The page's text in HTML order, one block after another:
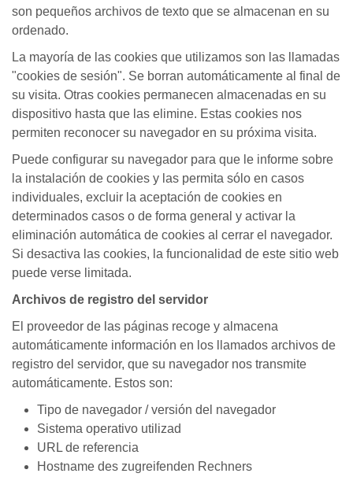
son pequeños archivos de texto que se almacenan en su
ordenado.
La mayoría de las cookies que utilizamos son las llamadas
"cookies de sesión". Se borran automáticamente al final de
su visita. Otras cookies permanecen almacenadas en su
dispositivo hasta que las elimine. Estas cookies nos
permiten reconocer su navegador en su próxima visita.
Puede configurar su navegador para que le informe sobre
la instalación de cookies y las permita sólo en casos
individuales, excluir la aceptación de cookies en
determinados casos o de forma general y activar la
eliminación automática de cookies al cerrar el navegador.
Si desactiva las cookies, la funcionalidad de este sitio web
puede verse limitada.
Archivos de registro del servidor
El proveedor de las páginas recoge y almacena
automáticamente información en los llamados archivos de
registro del servidor, que su navegador nos transmite
automáticamente. Estos son:
Tipo de navegador / versión del navegador
Sistema operativo utilizad
URL de referencia
Hostname des zugreifenden Rechners